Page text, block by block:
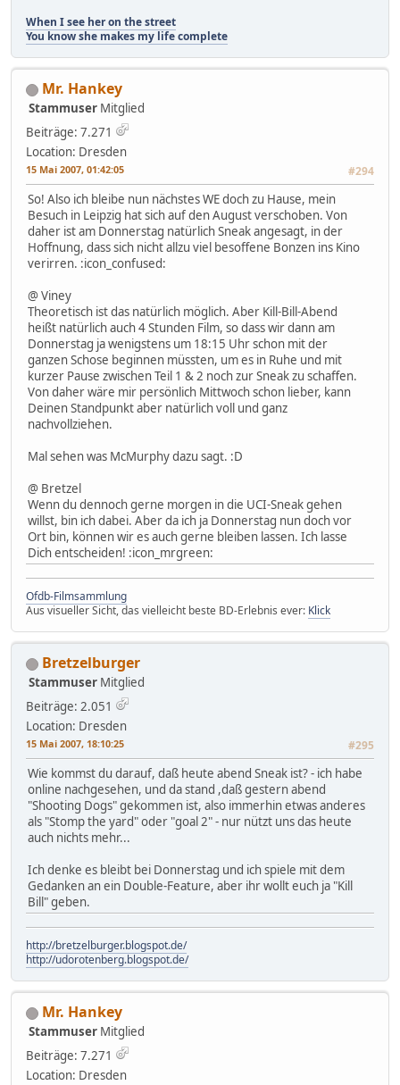
When I see her on the street
You know she makes my life complete
Mr. Hankey
Stammuser Mitglied
Beiträge: 7.271
Location: Dresden
15 Mai 2007, 01:42:05 #294
So! Also ich bleibe nun nächstes WE doch zu Hause, mein
Besuch in Leipzig hat sich auf den August verschoben. Von
daher ist am Donnerstag natürlich Sneak angesagt, in der
Hoffnung, dass sich nicht allzu viel besoffene Bonzen ins Kino
verirren. :icon_confused:
@ Viney
Theoretisch ist das natürlich möglich. Aber Kill-Bill-Abend
heißt natürlich auch 4 Stunden Film, so dass wir dann am
Donnerstag ja wenigstens um 18:15 Uhr schon mit der
ganzen Schose beginnen müssten, um es in Ruhe und mit
kurzer Pause zwischen Teil 1 & 2 noch zur Sneak zu schaffen.
Von daher wäre mir persönlich Mittwoch schon lieber, kann
Deinen Standpunkt aber natürlich voll und ganz
nachvollziehen.
Mal sehen was McMurphy dazu sagt. :D
@ Bretzel
Wenn du dennoch gerne morgen in die UCI-Sneak gehen
willst, bin ich dabei. Aber da ich ja Donnerstag nun doch vor
Ort bin, können wir es auch gerne bleiben lassen. Ich lasse
Dich entscheiden! :icon_mrgreen:
Ofdb-Filmsammlung
Aus visueller Sicht, das vielleicht beste BD-Erlebnis ever: Klick
Bretzelburger
Stammuser Mitglied
Beiträge: 2.051
Location: Dresden
15 Mai 2007, 18:10:25 #295
Wie kommst du darauf, daß heute abend Sneak ist? - ich habe
online nachgesehen, und da stand ,daß gestern abend
"Shooting Dogs" gekommen ist, also immerhin etwas anderes
als "Stomp the yard" oder "goal 2" - nur nützt uns das heute
auch nichts mehr...
Ich denke es bleibt bei Donnerstag und ich spiele mit dem
Gedanken an ein Double-Feature, aber ihr wollt euch ja "Kill
Bill" geben.
http://bretzelburger.blogspot.de/
http://udorotenberg.blogspot.de/
Mr. Hankey
Stammuser Mitglied
Beiträge: 7.271
Location: Dresden